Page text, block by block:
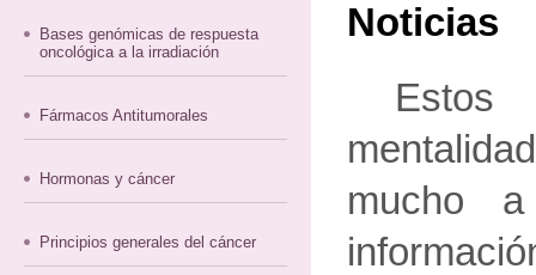
Bases genómicas de respuesta
oncológica a la irradiación
Fármacos Antitumorales
Hormonas y cáncer
Principios generales del cáncer
Noticias
Estos
mucho